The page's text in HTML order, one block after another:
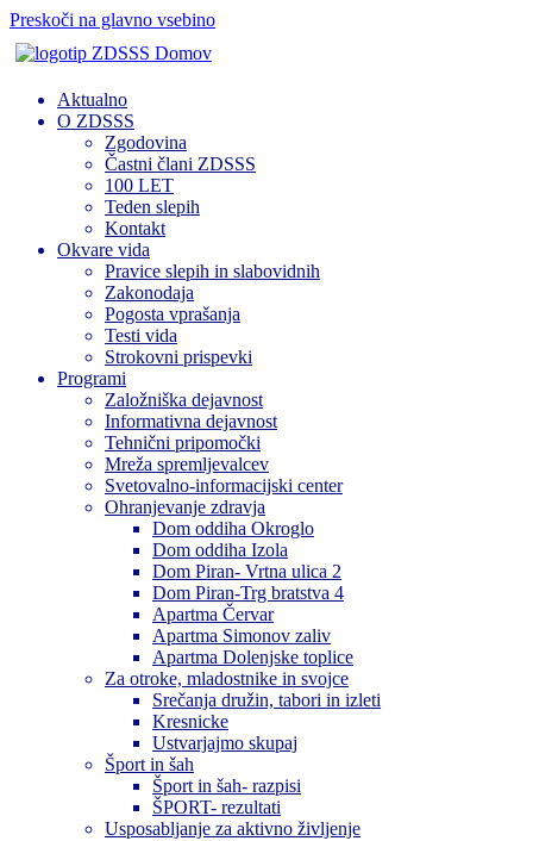
Preskoči na glavno vsebino
Domov
Aktualno
O ZDSSS
Zgodovina
Častni člani ZDSSS
100 LET
Teden slepih
Kontakt
Okvare vida
Pravice slepih in slabovidnih
Zakonodaja
Pogosta vprašanja
Testi vida
Strokovni prispevki
Programi
Založniška dejavnost
Informativna dejavnost
Tehnični pripomočki
Mreža spremljevalcev
Svetovalno-informacijski center
Ohranjevanje zdravja
Dom oddiha Okroglo
Dom oddiha Izola
Dom Piran- Vrtna ulica 2
Dom Piran-Trg bratstva 4
Apartma Červar
Apartma Simonov zaliv
Apartma Dolenjske toplice
Za otroke, mladostnike in svojce
Srečanja družin, tabori in izleti
Kresnicke
Ustvarjajmo skupaj
Šport in šah
Šport in šah- razpisi
ŠPORT- rezultati
Usposabljanje za aktivno življenje